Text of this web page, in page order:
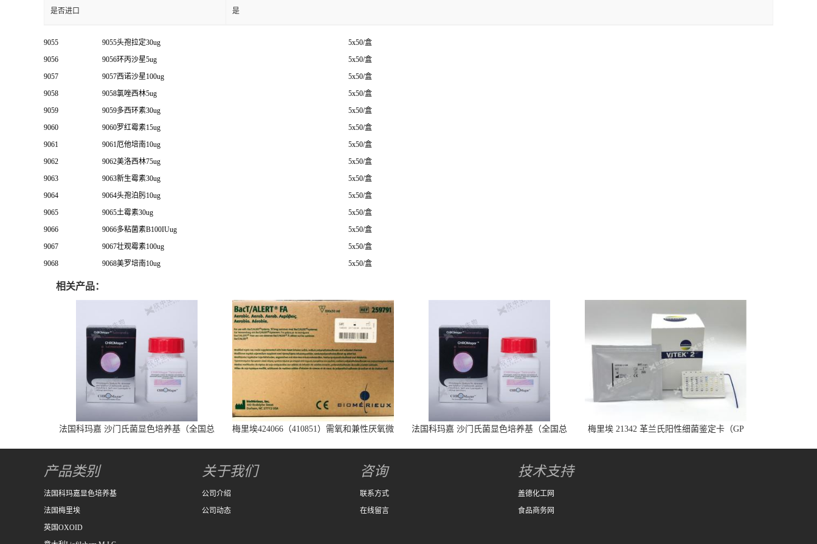
是否进口 是
9055 9055头孢拉定30ug
5x50/盒
9056
9056环丙沙星5ug
5x50/盒
9057
9057西诺沙星100ug
5x50/盒
9058
9058氯唑西林5ug
5x50/盒
9059
9059多西环素30ug
5x50/盒
9060
9060罗红霉素15ug
5x50/盒
9061
9061厄他培南10ug
5x50/盒
9062
9062美洛西林75ug
5x50/盒
9063
9063新生霉素30ug
5x50/盒
9064
9064头孢泊肟10ug
5x50/盒
9065
9065土霉素30ug
5x50/盒
9066
9066多粘菌素B100IUug
5x50/盒
9067
9067壮观霉素100ug
5x50/盒
9068
9068美罗培南10ug 5x50/盒
相关产品：
法国科玛嘉 沙门氏菌显色培养基（全国总
梅里埃424066（410851）需氧和兼性厌氧微
法国科玛嘉 沙门氏菌显色培养基（全国总
梅里埃 21342 革兰氏阳性细菌鉴定卡（GP
产品类别
法国科玛嘉显色培养基
法国梅里埃
英国OXOID
关于我们
公司介绍
公司动态
咨询
联系方式
在线留言
技术支持
盖德化工网
食品商务网